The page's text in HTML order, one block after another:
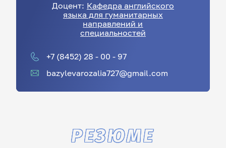
Доцент: Кафедра английского
языка для гуманитарных
направлений и
специальностей
+7 (8452) 28 - 00 - 97
bazylevarozalia727@gmail.com
РЕЗЮМЕ